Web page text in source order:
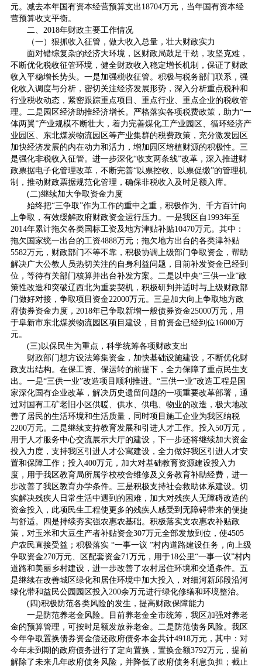
元。减去本年国有资本经营预算支出18704万元，当年国有资本经
营预算收支平衡。
二、2018年财政主要工作情况
（一）狠抓收入征管，做大收入总量，壮大财政实力
面对错综复杂的经济大环境，区财政局鼓足干劲，攻坚克难，
不断优化税收征管环境，健全财政收入稳定增长机制，保证了财政
收入平稳增长势头。一是加强税收征管。积极与税务部门联系，强
化收入调度与分析，密切关注经济发展形势，深入分析重点税种和
行业税收动态，紧密跟踪重点项目、重点行业、重点企业的税收管
理。二是园区经济助推经济增长。严格落实各项税费政策，助力“一
体两翼”产业规模不断壮大，着力完善煤化工产业园区、循环经济产
业园区、东北煤炭物流园区等产业集群的税费政策，充分激发园区
加快经济发展的内在动力和活力，增加园区培植财源的积极性。三
是强化非税收入征管。进一步深化“收支两条线”改革，深入推进财
政票据电子化管理改革，不断完善“以票控收、以票促缴”的管理机
制，推动财政票据规范化管理，确保非税收入及时足额入库。
(二)继续加大争取资金力度
始终把“三争取”作为工作的重中之重，积极作为、千方百计向
上争取，有效缓解政府财政资金运行压力。一是我区自1993年至
2014年累计拖欠各类国标工资及地方津贴补贴10470万元。其中：
拖欠国家统一出台的工资4888万元；拖欠地方出台的各类津补贴
5582万元，财政部门不等不靠，积极协调上级部门争取资金，帮助
解决广大公教人员热切关注的自身利益问题，目前补发资金已经到
位，等待有关部门核算并出台补发方案。二是以中央“三供一业”政
策性改造和突破辽西北为重要契机，积极研判并适时与上级财政部
门做好对接，争取项目资金22000万元。三是加大向上争取地方政
府债券资金力度，2018年已争取新增一般债券资金25000万元，用
于阜新市东北煤炭物流园区项目建设，目前资金已经到位16000万
元。
(三)以保民生为重点，科学统筹各项财政支出
财政部门想方设法筹集资金，加快基础设施建设，不断优化财
政支出结构。在保工资、保运转的前提下，全力保障了重点民生支
出。一是“三供一业”改造项目顺利推进。“三供一业”改造工程是国
家深化国有企业改革，解决历史遗留问题的一项重要改革部署，通
过对国有工矿老旧小区供暖、供水、供电、物业的改造，极大地改
善了居民的生活环境和生活质量，同时项目施工企业为我区纳税
2200万元。二是继续支持教育发展和引进人才工作。投入50万元，
用于人才服务中心交流展示大厅的建设，下一步还将继续加大资金
投入力度，支持我区引进人才公寓建设，全力做好我区引进人才安
置和保障工作；投入400万元，加大对基础教育资源建设投入力
度，用于我区教育局所属学校校舍维修及义务教育补助经费，进一
步改善了我区教育办学条件。三是积极支持社会救助体系建设。切
实解决残疾人日常生活中遇到的困难，加大对残疾人无障碍改造的
资金投入，此项民生工程使更多的残疾人感受到无障碍带来的便捷
与舒适。四是持续夯实强农惠农基础。积极落实支农惠农补贴政
策，对玉米和大豆生产者补贴资金307万元全部发放到位，使4505
户农民直接受益；积极落实 “一事一议 ”村内道路建设任务，向上级
争取资金270万元、区配套资金71万元，用于18公里“一事一议”村内
道路和美丽乡村建设，进一步改善了农村居住环境和交通条件。五
是继续在改善城区绿化和居住环境中加大投入，对细河新邱段沿河
绿化带和益民公园园区投入200余万元进行绿化修缮和环境整治。
(四)积极防范各类风险的发生，提高财政保障能力
一是防范养老金风险。目前养老金全市统筹，我区加强对养老
金的预算管理，可按时足额发放养老金。二是防范债务风险。我区
今年争取置换债券资金偿还政府债务本金共计4918万元，其中：对
今年未到期的政府债务进行了定向置换，置换金额3792万元，提前
解除了未来几年政府债务风险，并降低了政府债务利息负担；截止